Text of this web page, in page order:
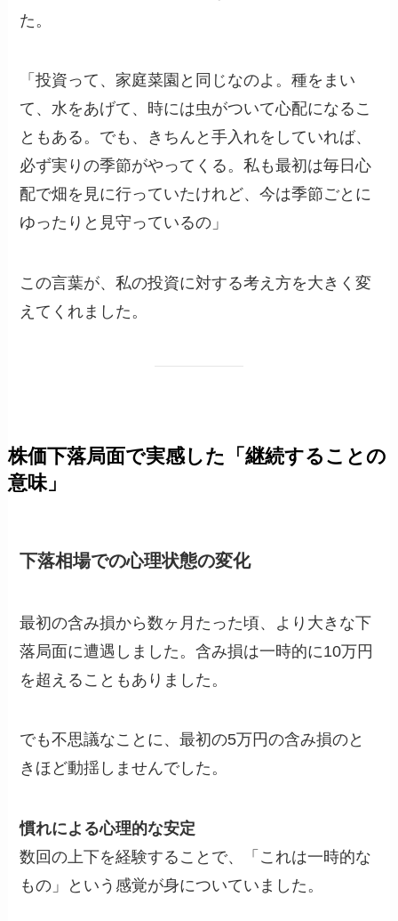
た。
「投資って、家庭菜園と同じなのよ。種をまい
て、水をあげて、時には虫がついて心配になるこ
ともある。でも、きちんと手入れをしていれば、
必ず実りの季節がやってくる。私も最初は毎日心
配で畑を見に行っていたけれど、今は季節ごとに
ゆったりと見守っているの」
この言葉が、私の投資に対する考え方を大きく変
えてくれました。
株価下落局面で実感した「継続することの
意味」
下落相場での心理状態の変化
最初の含み損から数ヶ月たった頃、より大きな下
落局面に遭遇しました。含み損は一時的に10万円
を超えることもありました。
でも不思議なことに、最初の5万円の含み損のと
きほど動揺しませんでした。
慣れによる心理的な安定
数回の上下を経験することで、「これは一時的な
もの」という感覚が身についていました。